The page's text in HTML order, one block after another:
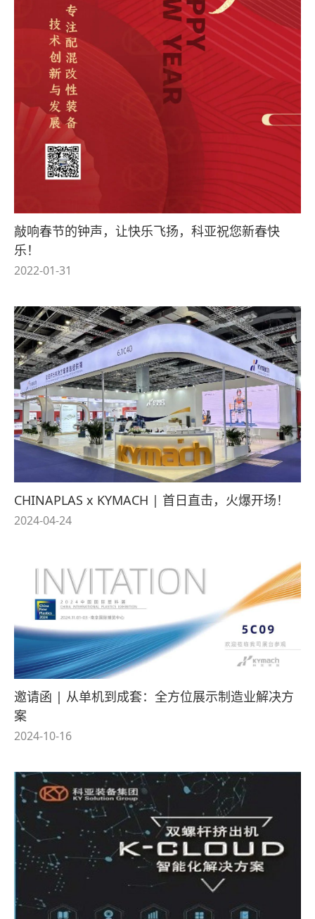
敲响春节的钟声，让快乐飞扬，科亚祝您新春快
乐！
2022-01-31
CHINAPLAS x KYMACH | 首日直击，火爆开场！
2024-04-24
邀请函 | 从单机到成套：全方位展示制造业解决方
案
2024-10-16